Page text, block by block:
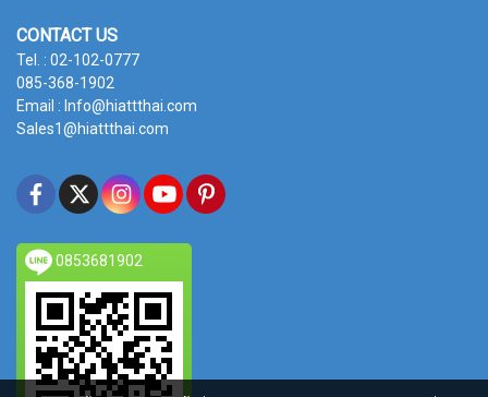
CONTACT US
Tel. : 02-102-0777
085-368-1902
Email : Info@hiattthai.com
Sales1@hiattthai.com
0853681902